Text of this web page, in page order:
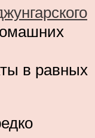
в равных